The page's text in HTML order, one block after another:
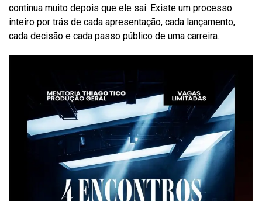
continua muito depois que ele sai. Existe um processo
inteiro por trás de cada apresentação, cada lançamento,
cada decisão e cada passo público de uma carreira.